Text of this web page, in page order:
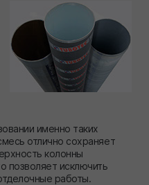
именно таких
отлично сохраняет
колонны
позволяет исключить
работы.